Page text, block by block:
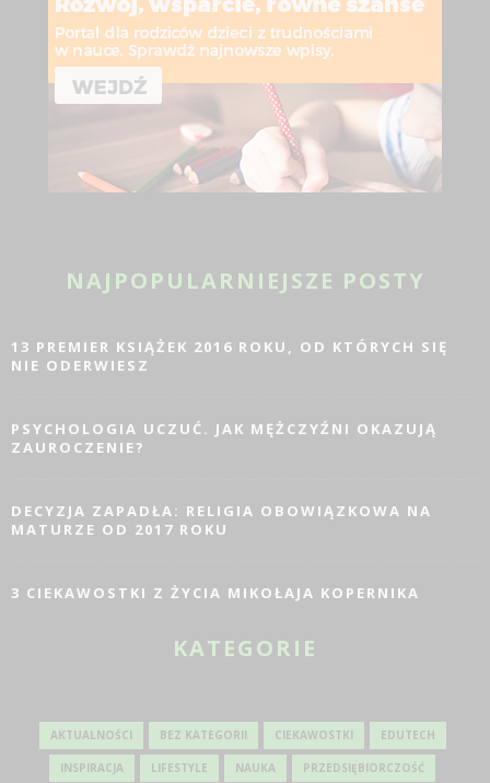
NAJPOPULARNIEJSZE POSTY
13 PREMIER KSIĄŻEK 2016 ROKU, OD KTÓRYCH SIĘ
NIE ODERWIESZ
PSYCHOLOGIA UCZUĆ. JAK MĘŻCZYŹNI OKAZUJĄ
ZAUROCZENIE?
DECYZJA ZAPADŁA: RELIGIA OBOWIĄZKOWA NA
MATURZE OD 2017 ROKU
3 CIEKAWOSTKI Z ŻYCIA MIKOŁAJA KOPERNIKA
KATEGORIE
AKTUALNOŚCI BEZ KATEGORII CIEKAWOSTKI EDUTECH
INSPIRACJA LIFESTYLE NAUKA PRZEDSIĘBIORCZOŚĆ